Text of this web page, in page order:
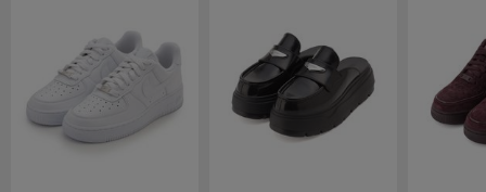
ハンター
HOKA ONEONE
ホカ オネオネ